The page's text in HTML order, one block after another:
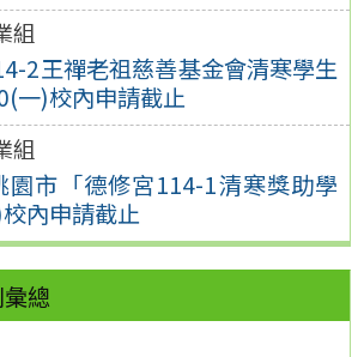
組
2王禪老祖慈善基金會清寒學生
一)校內申請截止
組
園市「德修宮114-1清寒獎助學
內申請截止
總